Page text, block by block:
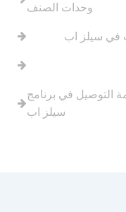
وحدات الصنف
في سيلز اب
التوصيل في برنامج
سيلز اب